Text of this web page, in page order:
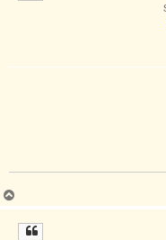
ب
ا